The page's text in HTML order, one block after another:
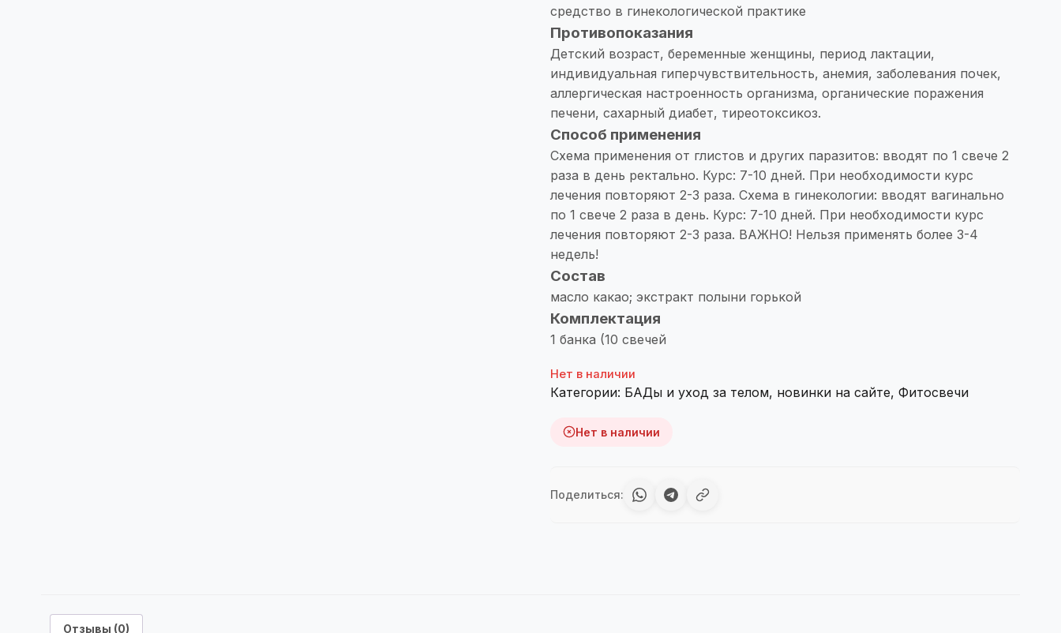
средство в гинекологической практике
Противопоказания
Детский возраст, беременные женщины, период лактации,
индивидуальная гиперчувствительность, анемия, заболевания почек,
аллергическая настроенность организма, органические поражения
печени, сахарный диабет, тиреотоксикоз.
Способ применения
Схема применения от глистов и других паразитов: вводят по 1 свече 2
раза в день ректально. Курс: 7-10 дней. При необходимости курс
лечения повторяют 2-3 раза. Схема в гинекологии: вводят вагинально
по 1 свече 2 раза в день. Курс: 7-10 дней. При необходимости курс
лечения повторяют 2-3 раза. ВАЖНО! Нельзя применять более 3-4
недель!
Состав
масло какао; экстракт полыни горькой
Комплектация
1 банка (10 свечей
Нет в наличии
Категории: БАДы и уход за телом, новинки на сайте, Фитосвечи
Нет в наличии
Поделиться:
Отзывы (0)